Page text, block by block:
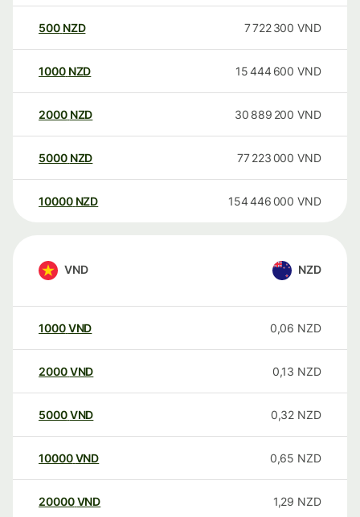
500 NZD 7 722 300 VND
1000 NZD 15 444 600 VND
2000 NZD 30 889 200 VND
5000 NZD 77 223 000 VND
10000 NZD 154 446 000 VND
VND NZD
1000VND 0,06 NZD
2000VND 0,13 NZD
5000VND 0,32 NZD
10000 VND 0,65 NZD
20000 VND 1,29 NZD